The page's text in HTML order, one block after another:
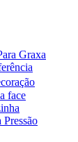
Graxa
face